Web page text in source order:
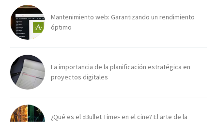
Mantenimiento web: Garantizando un rendimiento
óptimo
La importancia de la planificación estratégica en
proyectos digitales
¿Qué es el «Bullet Time» en el cine? El arte de la